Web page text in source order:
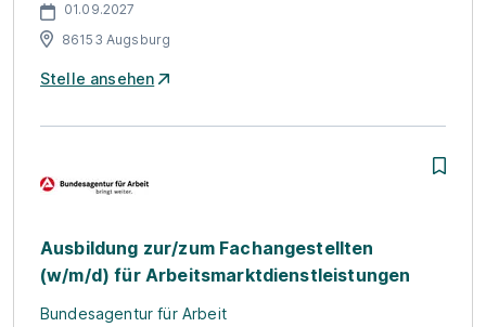
01.09.2027
86153 Augsburg
Stelle ansehen
Ausbildung zur/zum Fachangestellten
(w/m/d) für Arbeitsmarktdienstleistungen
Bundesagentur für Arbeit